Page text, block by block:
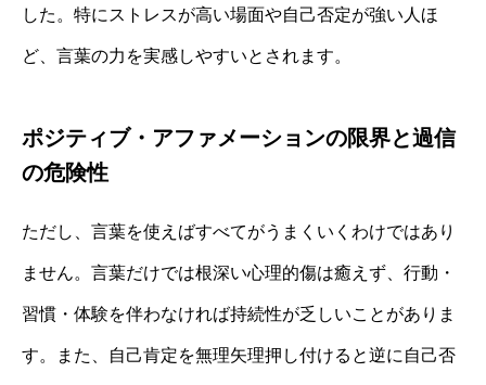
した。特にストレスが高い場面や自己否定が強い人ほ
ど、言葉の力を実感しやすいとされます。
ポジティブ・アファメーションの限界と過信
の危険性
ただし、言葉を使えばすべてがうまくいくわけではあり
ません。言葉だけでは根深い心理的傷は癒えず、行動・
習慣・体験を伴わなければ持続性が乏しいことがありま
す。また、自己肯定を無理矢理押し付けると逆に自己否